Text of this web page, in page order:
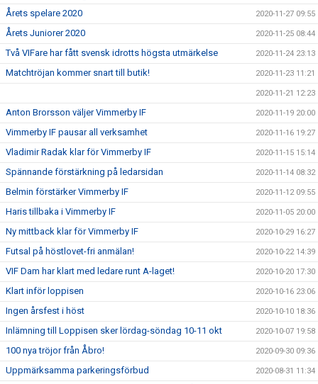
Årets spelare 2020 2020-11-27 09:55
Årets Juniorer 2020 2020-11-25 08:44
Två VIFare har fått svensk idrotts högsta utmärkelse 2020-11-24 23:13
Matchtröjan kommer snart till butik! 2020-11-23 11:21
2020-11-21 12:23
Anton Brorsson väljer Vimmerby IF 2020-11-19 20:00
Vimmerby IF pausar all verksamhet 2020-11-16 19:27
Vladimir Radak klar för Vimmerby IF 2020-11-15 15:14
Spännande förstärkning på ledarsidan 2020-11-14 08:32
Belmin förstärker Vimmerby IF 2020-11-12 09:55
Haris tillbaka i Vimmerby IF 2020-11-05 20:00
Ny mittback klar för Vimmerby IF 2020-10-29 16:27
Futsal på höstlovet-fri anmälan! 2020-10-22 14:39
VIF Dam har klart med ledare runt A-laget! 2020-10-20 17:30
Klart inför loppisen 2020-10-16 23:06
Ingen årsfest i höst 2020-10-10 18:36
Inlämning till Loppisen sker lördag-söndag 10-11 okt 2020-10-07 19:58
100 nya tröjor från Åbro! 2020-09-30 09:36
Uppmärksamma parkeringsförbud 2020-08-31 11:34